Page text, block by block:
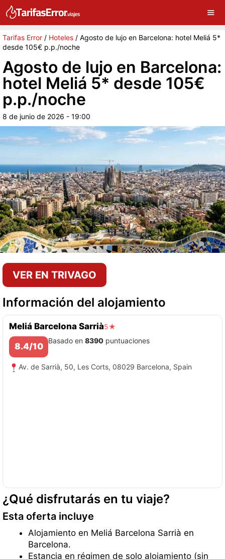
Tarifas Error / Hoteles / Agosto de lujo en Barcelona: hotel Meliá 5*
desde 105€ p.p./noche
Agosto de lujo en Barcelona:
hotel Meliá 5* desde 105€
p.p./noche
8 de junio de 2026 - 19:00
VER EN TRIVAGO
Información del alojamiento
Meliá Barcelona Sarrià5★
8.4/10
Basado en 8390 puntuaciones
Av. de Sarrià, 50, Les Corts, 08029 Barcelona, Spain
¿Qué disfrutarás en tu viaje?
Esta oferta incluye
Alojamiento en Meliá Barcelona Sarrià en
Barcelona.
Estancia en régimen de solo alojamiento (sin
G Sigue a Tarifas Error en Google ×